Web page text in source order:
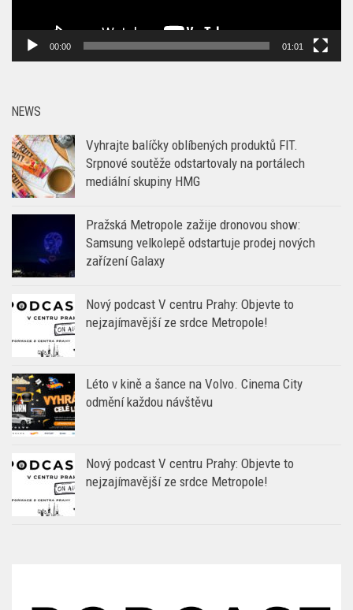
00:00 01:01
NEWS
Vyhrajte balíčky oblíbených produktů FIT.
Srpnové soutěže odstartovaly na portálech
mediální skupiny HMG
Pražská Metropole zažije dronovou show:
Samsung velkolepě odstartuje prodej nových
zařízení Galaxy
Nový podcast V centru Prahy: Objevte to
nejzajímavější ze srdce Metropole!
Léto v kině a šance na Volvo. Cinema City
odmění každou návštěvu
Nový podcast V centru Prahy: Objevte to
nejzajímavější ze srdce Metropole!